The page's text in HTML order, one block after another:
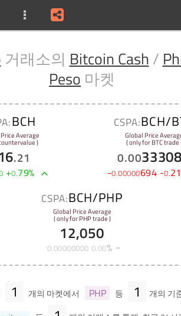
거래소의 Bitcoin Cash /
Peso 마켓
BCH
Average
)
.21
+0.79%
CSPA:BCH/
Global Price
( only for BTC trade
0.00
-0.00000694 -0.21
CSPA:BCH/PHP
Global Price Average
( only for PHP trade )
12,050
0.00000000 0.00%
1 개의 마켓에서 PHP 등 1
개의 기